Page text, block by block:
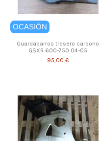
OCASIÓN
Guardabarros trasero carbono
GSXR 600-750 04-05
95,00 €